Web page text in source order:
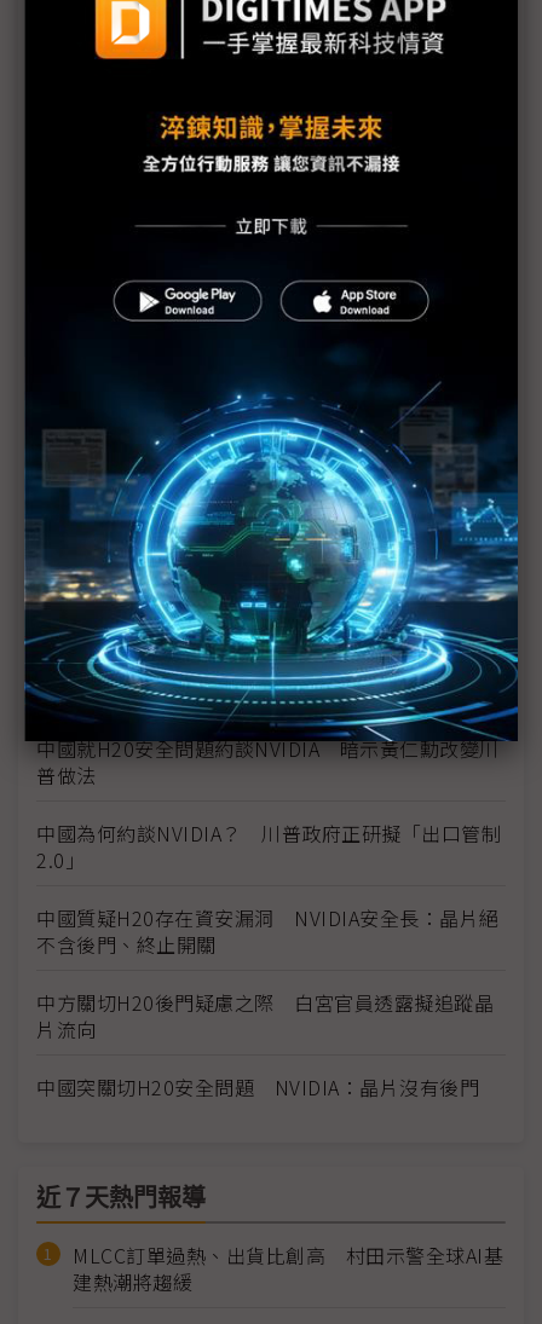
韓廠樂見美AI晶片返中 憂15%「川皇稅」轉嫁白忙
川普：中國5年內無法取得Blackwell架構晶片 認定
H20已是過時晶片
川普與NVIDIA談GPU輸中交易 出口管制淪為交易買
評析：H20重啟出口附帶15%收益上繳 業界憂距封
評析：見證權力如何創造金錢 川普關稅為全球上了
一課
中國對美解除晶片管制態度矛盾 批H20不環保又盼
放行HBM出口
黃仁勳再赴白宮遊說川普 美國放行H20出口中國許
可證
傳NVIDIA、超微與川普達成共識 中國AI晶片銷售
15%上繳交換AI晶片解禁
中國就H20安全問題約談NVIDIA 暗示黃仁勳改變川
普做法
中國為何約談NVIDIA？ 川普政府正研擬「出口管制
2.0」
中國質疑H20存在資安漏洞 NVIDIA安全長：晶片絕
不含後門、終止開關
中方關切H20後門疑慮之際 白宮官員透露擬追蹤晶
片流向
中國突關切H20安全問題 NVIDIA：晶片沒有後門
近７天熱門報導
MLCC訂單過熱、出貨比創高 村田示警全球AI基
建熱潮將趨緩